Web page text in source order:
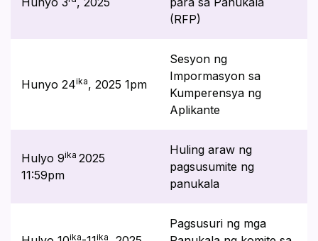
(RFP)
Hunyo 24ika, 2025 1pm
Sesyon ng
Impormasyon sa
Kumperensya ng
Aplikante
Hulyo 9ika 2025
11:59pm
Huling araw ng
pagsusumite ng
panukala
ika ika
Pagsusuri ng mga